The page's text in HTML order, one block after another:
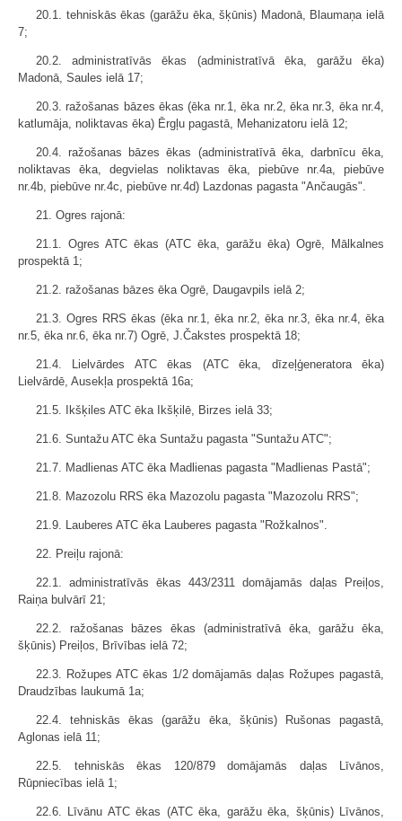
20.1. tehniskās ēkas (garāžu ēka, šķūnis) Madonā, Blaumaņa ielā
7;
20.2. administratīvās ēkas (administratīvā ēka, garāžu ēka)
Madonā, Saules ielā 17;
20.3. ražošanas bāzes ēkas (ēka nr.1, ēka nr.2, ēka nr.3, ēka nr.4,
katlumāja, noliktavas ēka) Ērgļu pagastā, Mehanizatoru ielā 12;
20.4. ražošanas bāzes ēkas (administratīvā ēka, darbnīcu ēka,
noliktavas ēka, degvielas noliktavas ēka, piebūve nr.4a, piebūve
nr.4b, piebūve nr.4c, piebūve nr.4d) Lazdonas pagasta "Ančaugās".
21. Ogres rajonā:
21.1. Ogres ATC ēkas (ATC ēka, garāžu ēka) Ogrē, Mālkalnes
prospektā 1;
21.2. ražošanas bāzes ēka Ogrē, Daugavpils ielā 2;
21.3. Ogres RRS ēkas (ēka nr.1, ēka nr.2, ēka nr.3, ēka nr.4, ēka
nr.5, ēka nr.6, ēka nr.7) Ogrē, J.Čakstes prospektā 18;
21.4. Lielvārdes ATC ēkas (ATC ēka, dīzeļģeneratora ēka)
Lielvārdē, Ausekļa prospektā 16a;
21.5. Ikšķiles ATC ēka Ikšķilē, Birzes ielā 33;
21.6. Suntažu ATC ēka Suntažu pagasta "Suntažu ATC";
21.7. Madlienas ATC ēka Madlienas pagasta "Madlienas Pastā";
21.8. Mazozolu RRS ēka Mazozolu pagasta "Mazozolu RRS";
21.9. Lauberes ATC ēka Lauberes pagasta "Rožkalnos".
22. Preiļu rajonā:
22.1. administratīvās ēkas 443/2311 domājamās daļas Preiļos,
Raiņa bulvārī 21;
22.2. ražošanas bāzes ēkas (administratīvā ēka, garāžu ēka,
šķūnis) Preiļos, Brīvības ielā 72;
22.3. Rožupes ATC ēkas 1/2 domājamās daļas Rožupes pagastā,
Draudzības laukumā 1a;
22.4. tehniskās ēkas (garāžu ēka, šķūnis) Rušonas pagastā,
Aglonas ielā 11;
22.5. tehniskās ēkas 120/879 domājamās daļas Līvānos,
Rūpniecības ielā 1;
22.6. Līvānu ATC ēkas (ATC ēka, garāžu ēka, šķūnis) Līvānos,